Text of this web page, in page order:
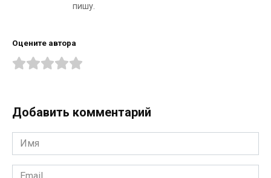
пишу.
Оцените автора
Добавить комментарий
Имя
*
Email